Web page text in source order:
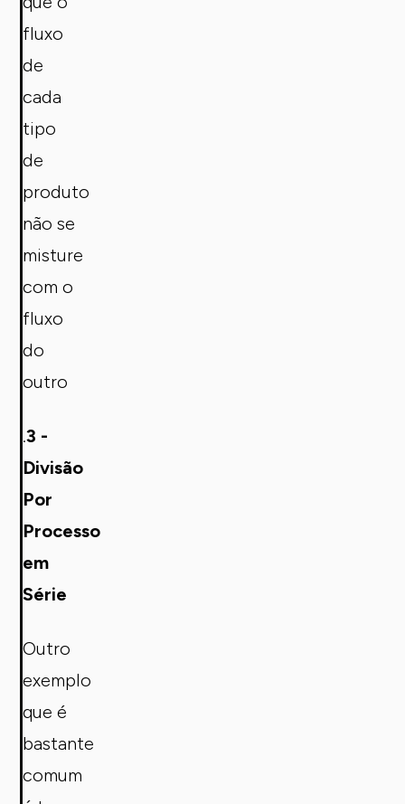
fluxo
de
cada
tipo
de
produto
não se
misture
com o
fluxo
do
outro
.3 -
Divisão
Por
Processo
em
Série
Outro
exemplo
que é
bastante
comum